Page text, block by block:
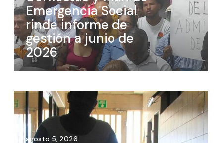
Emergencia Social
rinde informe de
gestión a junio de
2026
agosto 5, 2026